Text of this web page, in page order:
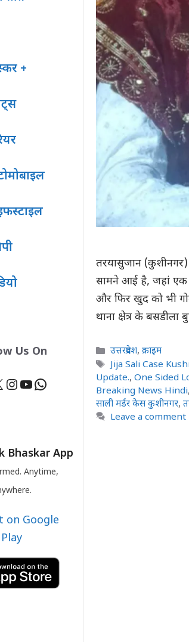
तरयासुजान
सामने आई है, जहां एक
और फिर खुद को भी
थाना क्षेत्र के बसडीला
Categories
उत्तरप्रदेश,क्राइम
Tags
Jija Sali Case
Update., One Sided
Breaking News Hindi,
साली मर्डर केस कुशीनगर,
Leave a comment
+
Us On
Instagram
YouTube
WhatsApp
Bhaskar App
Anytime,